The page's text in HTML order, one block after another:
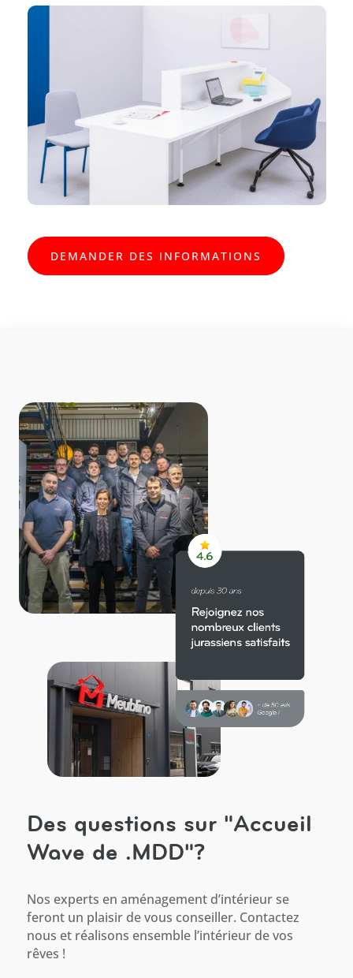
DEMANDER DES INFORMATIONS
Des questions sur "Accueil
Wave de .MDD"?
Nos experts en aménagement d’intérieur se
feront un plaisir de vous conseiller. Contactez
nous et réalisons ensemble l’intérieur de vos
rêves !